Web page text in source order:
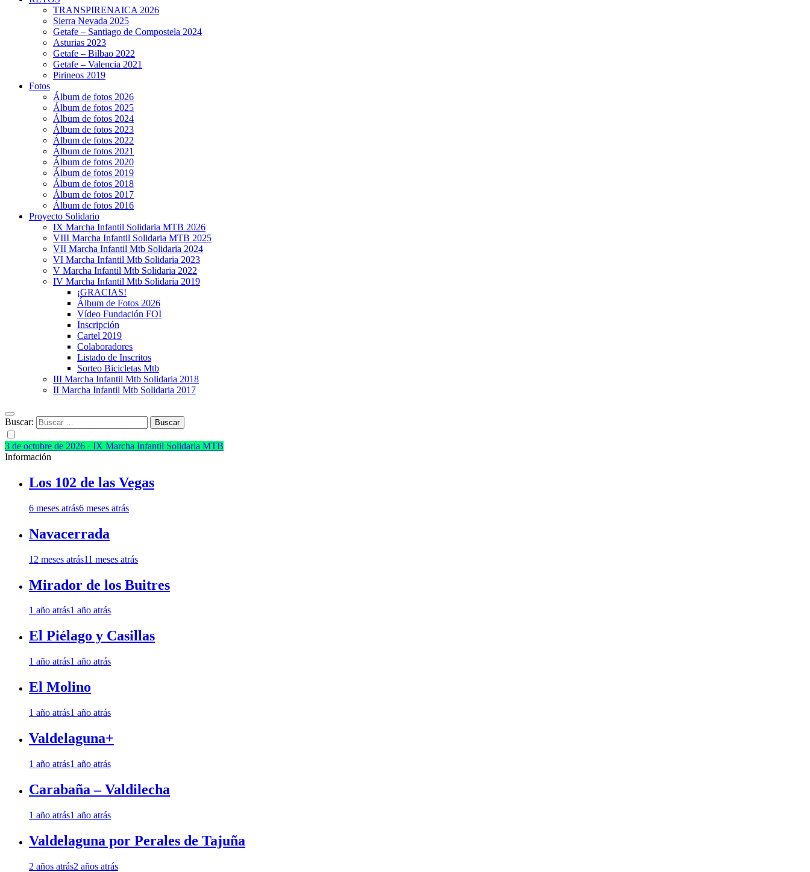
TRANSPIRENAICA 2026
Sierra Nevada 2025
Getafe – Santiago de Compostela 2024
Asturias 2023
Getafe – Bilbao 2022
Getafe – Valencia 2021
Pirineos 2019
Fotos
Álbum de fotos 2026
Álbum de fotos 2025
Álbum de fotos 2024
Álbum de fotos 2023
Álbum de fotos 2022
Álbum de fotos 2021
Álbum de fotos 2020
Álbum de fotos 2019
Álbum de fotos 2018
Álbum de fotos 2017
Álbum de fotos 2016
Proyecto Solidario
IX Marcha Infantil Solidaria MTB 2026
VIII Marcha Infantil Solidaria MTB 2025
VII Marcha Infantil Mtb Solidaria 2024
VI Marcha Infantil Mtb Solidaria 2023
V Marcha Infantil Mtb Solidaria 2022
IV Marcha Infantil Mtb Solidaria 2019
¡GRACIAS!
Álbum de Fotos 2026
Vídeo Fundación FOI
Inscripción
Cartel 2019
Colaboradores
Listado de Inscritos
Sorteo Bicicletas Mtb
III Marcha Infantil Mtb Solidaria 2018
II Marcha Infantil Mtb Solidaria 2017
Buscar:
3 de octubre de 2026 · IX Marcha Infantil Solidaria MTB
Información
Los 102 de las Vegas
6 meses atrás6 meses atrás
Navacerrada
12 meses atrás11 meses atrás
Mirador de los Buitres
1 año atrás1 año atrás
El Piélago y Casillas
1 año atrás1 año atrás
El Molino
1 año atrás1 año atrás
Valdelaguna+
1 año atrás1 año atrás
Carabaña – Valdilecha
1 año atrás1 año atrás
Valdelaguna por Perales de Tajuña
2 años atrás2 años atrás